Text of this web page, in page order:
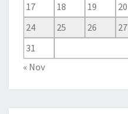
17
18 19 20
24
25 26 27
31
« Nov